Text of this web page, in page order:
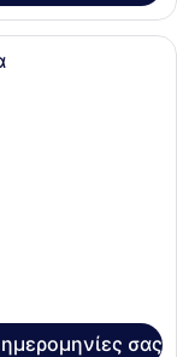
ξενοδοχείου με ένα
σας